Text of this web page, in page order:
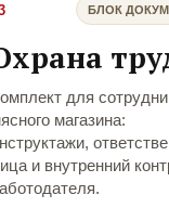
БЛОК
для
магазина:
и внутренний